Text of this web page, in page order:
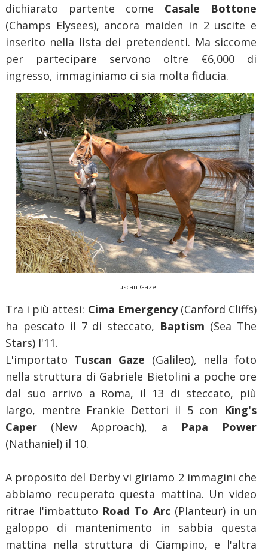
dichiarato partente come Casale Bottone
(Champs Elysees), ancora maiden in 2 uscite e
inserito nella lista dei pretendenti. Ma siccome
per partecipare servono oltre €6,000 di
ingresso, immaginiamo ci sia molta fiducia.
Tuscan Gaze
Tra i più attesi: Cima Emergency(Canford Cliffs)
ha pescato il 7 di steccato, Baptism (Sea The
Stars) l'11.
L'importato Tuscan Gaze (Galileo), nella foto
nella struttura di Gabriele Bietolini a poche ore
dal suo arrivo a Roma, il 13 di steccato, più
largo, mentre Frankie Dettori il 5 con King's
Caper (New Approach), a Papa Power
(Nathaniel) il 10.
A proposito del Derby vi giriamo 2 immagini che
abbiamo recuperato questa mattina. Un video
ritrae l'imbattuto Road To Arc(Planteur) in un
galoppo di mantenimento in sabbia questa
mattina nella struttura di Ciampino, e l'altra